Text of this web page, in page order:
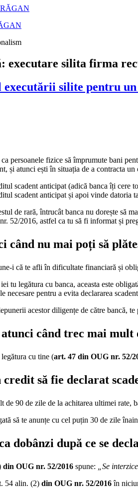
executare silita firma
executării silite pentru
persoanele fizice să împrumute bani
și atunci ești în situația de a contracta
scadent anticipat (adică banca îți cere
scadent anticipat și apoi vinde datoria
de rară, întrucât banca nu dorește să
52/2016, astfel ca tu să fi informat și
când nu mai poți să
i că te afli în dificultate financiară și
tu legătura cu banca, aceasta este
necesare pentru a evita declararea
acestor diligențe de către bancă,
când trec mai
cu tine (art. 47 din OUG nr. 52/
credit să fie declarat
de 90 de zile de la achitarea ultimei rate,
să te anunțe cu cel puțin 30 de zile
dobânzi după ce se
din OUG nr. 52/2016 spune: „Se
54 alin. (2) din OUG nr. 52/2016 în